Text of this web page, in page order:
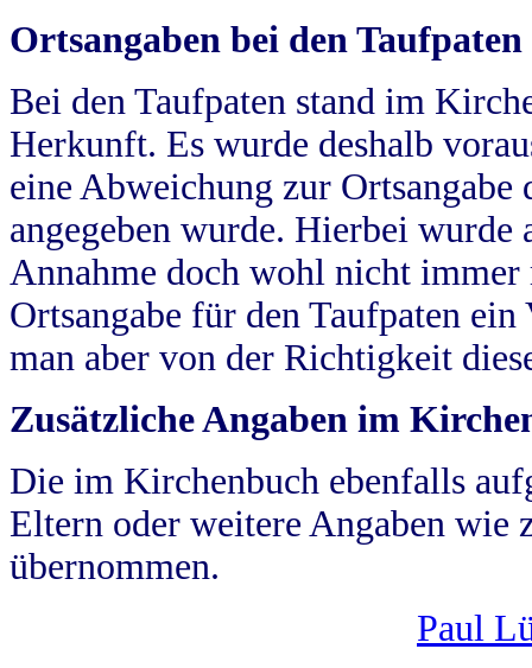
Ortsangaben bei den Taufpaten
Bei den Taufpaten stand im
Herkunft. Es wurde deshalb
eine Abweichung zur
angegeben wurde. Hierbei wurde
Annahme doch wohl nicht
Ortsangabe für den Taufpaten
man aber von der Richtigkeit
Zusätzliche Angaben im
Die im Kirchenbuch ebenfalls
Eltern oder weitere Angaben wie
übernommen.
Paul